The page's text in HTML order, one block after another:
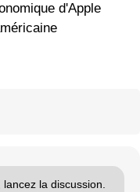
d'Apple
la discussion.